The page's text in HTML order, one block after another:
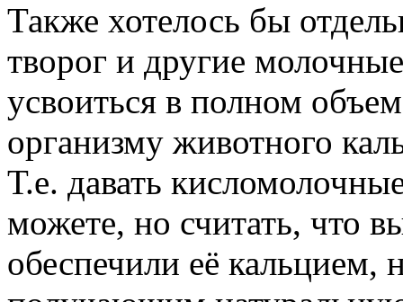
Также хотелось бы
творог и другие
усвоиться в полном
организму животного
Т.е. давать
можете, но считать, что
обеспечили её кальцием,